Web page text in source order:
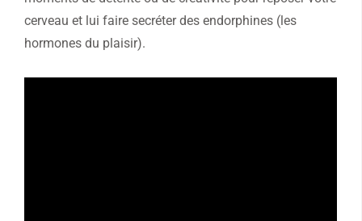
cerveau et lui faire secréter des endorphines (les
hormones du plaisir).